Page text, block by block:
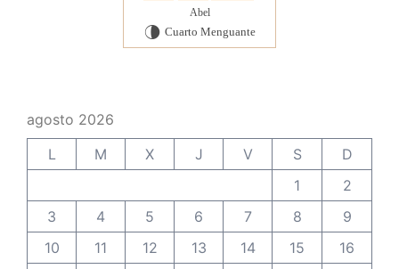
Abel
U Cuarto Menguante
agosto 2026
L
M X J V S
D
1
2
3
4 5 6 7 8
9
10
11 12 13 14 15
16